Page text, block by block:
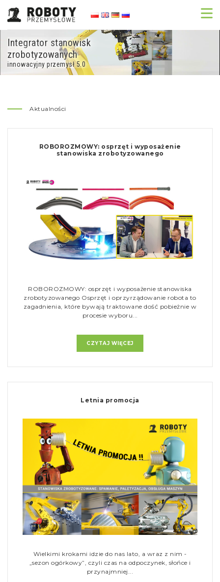
Integrator stanowisk
zrobotyzowanych
innowacyjny przemysł 5.0
Aktualności
ROBOROZMOWY: osprzęt i wyposażenie
stanowiska zrobotyzowanego
ROBOROZMOWY: osprzęt i wyposażenie stanowiska
zrobotyzowanego Osprzęt i oprzyrządowanie robota to
zagadnienia, które bywają traktowane dość pobieżnie w
procesie wyboru...
CZYTAJ WIĘCEJ
Letnia promocja
Wielkimi krokami idzie do nas lato, a wraz z nim -
„sezon ogórkowy”, czyli czas na odpoczynek, słońce i
przynajmniej...